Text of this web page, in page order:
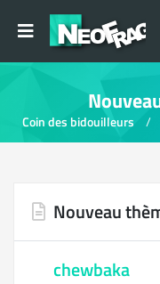
Coin des bidouilleurs
Nouveau
chewbaka